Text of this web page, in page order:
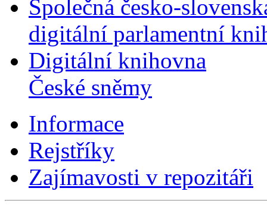
Společná česko-
digitální parlamentní
Digitální knihovna
České sněmy
Informace
Rejstříky
Zajímavosti v repozitáři